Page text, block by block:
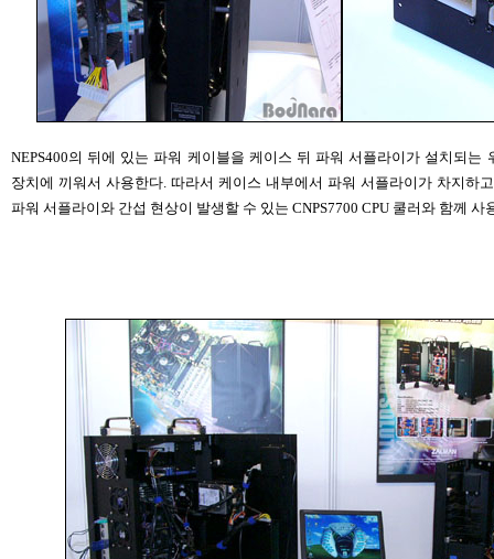
NEPS400의 뒤에 있는 파워 케이블을 케이스 뒤 파워 서플라이가 설치되는
장치에 끼워서 사용한다. 따라서 케이스 내부에서 파워 서플라이가 차지하
파워 서플라이와 간섭 현상이 발생할 수 있는 CNPS7700 CPU 쿨러와 함께